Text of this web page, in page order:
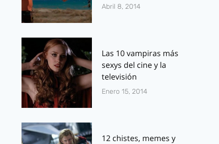
Abril 8, 2014
Las 10 vampiras más
sexys del cine y la
televisión
Enero 15, 2014
12 chistes, memes y